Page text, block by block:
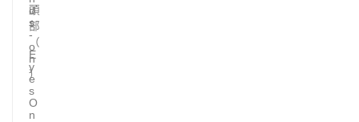
d
s
-
o
n
）
頭
部
（
E
y
e
s
O
n